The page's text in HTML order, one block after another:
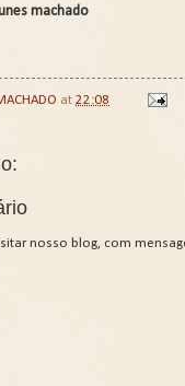
machado
at 22:08
nosso blog, com